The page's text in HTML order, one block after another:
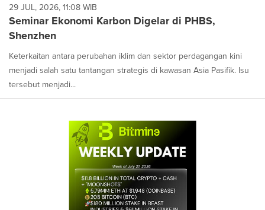
29 JUL, 2026, 11:08 WIB
Seminar Ekonomi Karbon Digelar di PHBS,
Shenzhen
Keterkaitan antara perubahan iklim dan sektor perdagangan kini
menjadi salah satu tantangan strategis di kawasan Asia Pasifik. Isu
tersebut menjadi...